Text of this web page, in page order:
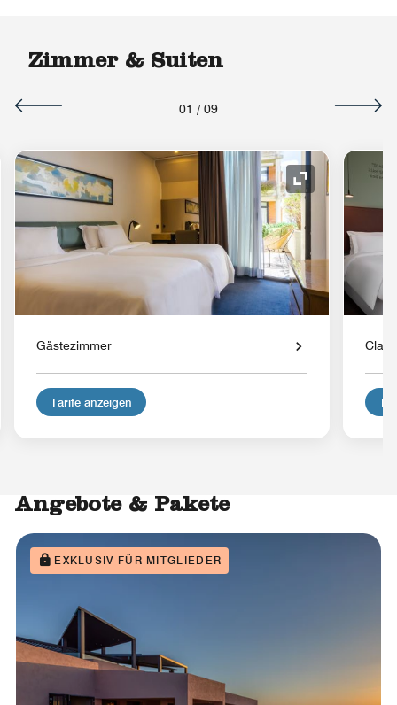
Zimmer & Suiten
01 / 09
"Ausklappen" Symbol
Gästezimmer
Tarife anzeigen
Angebote & Pakete
EXKLUSIV FÜR MITGLIEDER